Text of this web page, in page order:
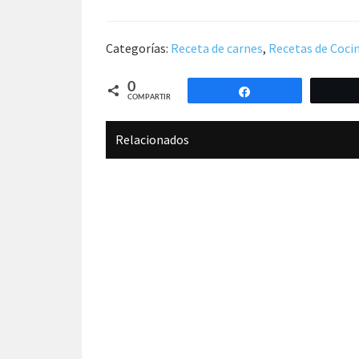
Categorías: Receta de carnes, Recetas de
0
COMPARTIR
Relacionados